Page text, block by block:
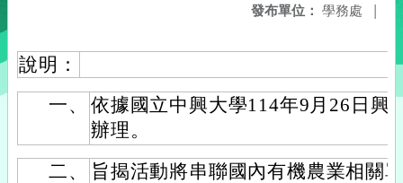
發布單位： 學務處 |
說明：
一、
依據國立中興大學114年9月26日興
辦理。
二、
旨揭活動將串聯國內有機農業相關